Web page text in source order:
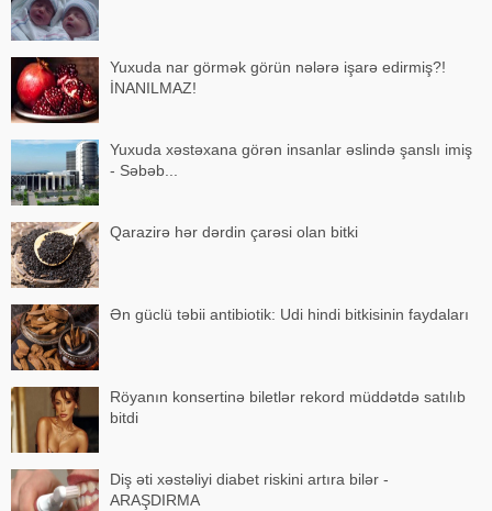
Yuxuda nar görmək görün nələrə işarə edirmiş?!
İNANILMAZ!
Yuxuda xəstəxana görən insanlar əslində şanslı imiş
- Səbəb...
Qarazirə hər dərdin çarəsi olan bitki
Ən güclü təbii antibiotik: Udi hindi bitkisinin faydaları
Röyanın konsertinə biletlər rekord müddətdə satılıb
bitdi
Diş əti xəstəliyi diabet riskini artıra bilər -
ARAŞDIRMA